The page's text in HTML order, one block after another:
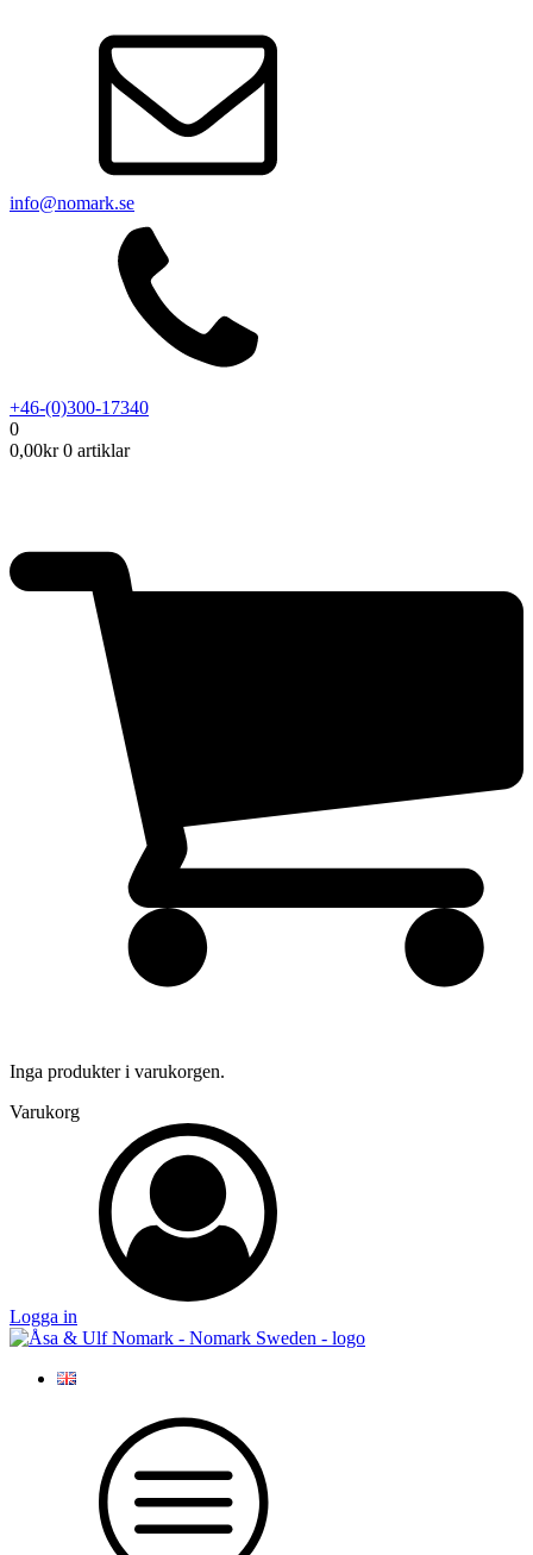
info@nomark.se
+46-(0)300-17340
0
0,00kr 0 artiklar
Inga produkter i varukorgen.
Varukorg
Logga in